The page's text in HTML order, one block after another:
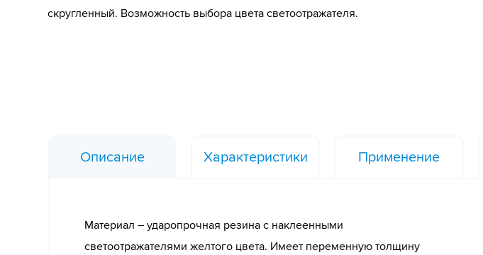
скругленный. Возможность выбора цвета светоотражателя.
Описание Характеристики Применение
Материал – ударопрочная резина с наклеенными
светоотражателями желтого цвета. Имеет переменную толщину